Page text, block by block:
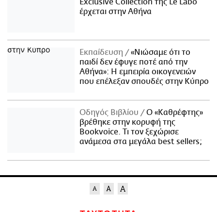
Exclusive Collection της Le Labo
έρχεται στην Αθήνα
Εκπαίδευση
«Νιώσαμε ότι το
παιδί δεν έφυγε ποτέ από την
Αθήνα»: Η εμπειρία οικογενειών
που επέλεξαν σπουδές στην Κύπρο
Οδηγός Βιβλίου
Ο «Καθρέφτης»
βρέθηκε στην κορυφή της
Bookvoice. Τι τον ξεχώρισε
ανάμεσα στα μεγάλα best sellers;